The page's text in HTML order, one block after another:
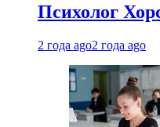
Психолог
2 года ago2 года ago